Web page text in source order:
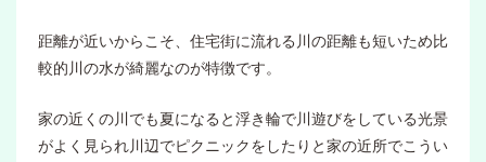
距離が近いからこそ、住宅街に流れる川の距離も短いため比
較的川の水が綺麗なのが特徴です。
家の近くの川でも夏になると浮き輪で川遊びをしている光景
がよく見られ川辺でピクニックをしたりと家の近所でこうい